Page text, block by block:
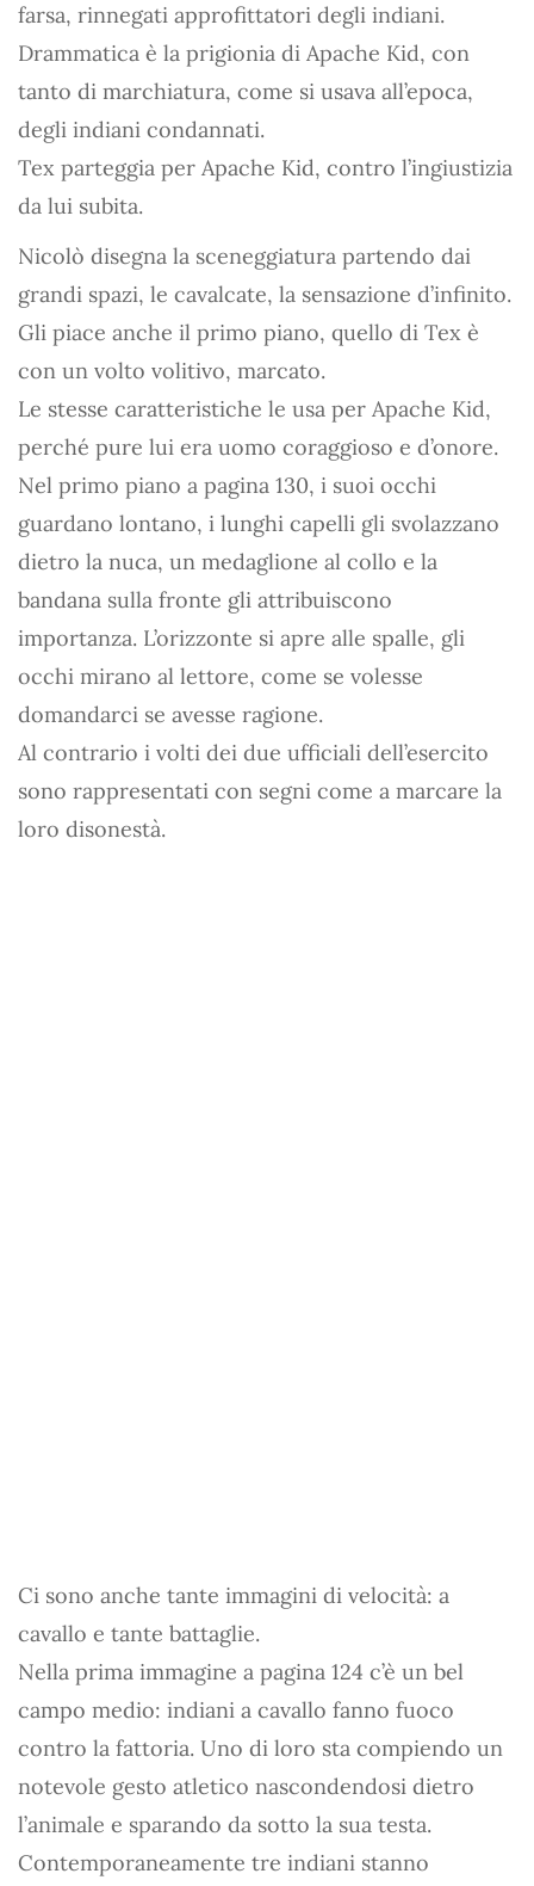
farsa, rinnegati approfittatori degli indiani.
Drammatica è la prigionia di Apache Kid, con
tanto di marchiatura, come si usava all’epoca,
degli indiani condannati.
Tex parteggia per Apache Kid, contro l’ingiustizia
da lui subita.
Nicolò disegna la sceneggiatura partendo dai
grandi spazi, le cavalcate, la sensazione d’infinito.
Gli piace anche il primo piano, quello di Tex è
con un volto volitivo, marcato.
Le stesse caratteristiche le usa per Apache Kid,
perché pure lui era uomo coraggioso e d’onore.
Nel primo piano a pagina 130, i suoi occhi
guardano lontano, i lunghi capelli gli svolazzano
dietro la nuca, un medaglione al collo e la
bandana sulla fronte gli attribuiscono
importanza. L’orizzonte si apre alle spalle, gli
occhi mirano al lettore, come se volesse
domandarci se avesse ragione.
Al contrario i volti dei due ufficiali dell’esercito
sono rappresentati con segni come a marcare la
loro disonestà.
Ci sono anche tante immagini di velocità: a
cavallo e tante battaglie.
Nella prima immagine a pagina 124 c’è un bel
campo medio: indiani a cavallo fanno fuoco
contro la fattoria. Uno di loro sta compiendo un
notevole gesto atletico nascondendosi dietro
l’animale e sparando da sotto la sua testa.
Contemporaneamente tre indiani stanno